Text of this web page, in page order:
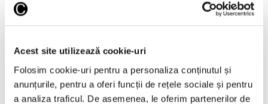
Acest site utilizează cookie-uri
Folosim cookie-uri pentru a personaliza conținutul și
anunțurile, pentru a oferi funcții de rețele sociale și pentru
a analiza traficul. De asemenea, le oferim partenerilor de
Februarie 2026
Decembrie 2025
Noiembrie 2025